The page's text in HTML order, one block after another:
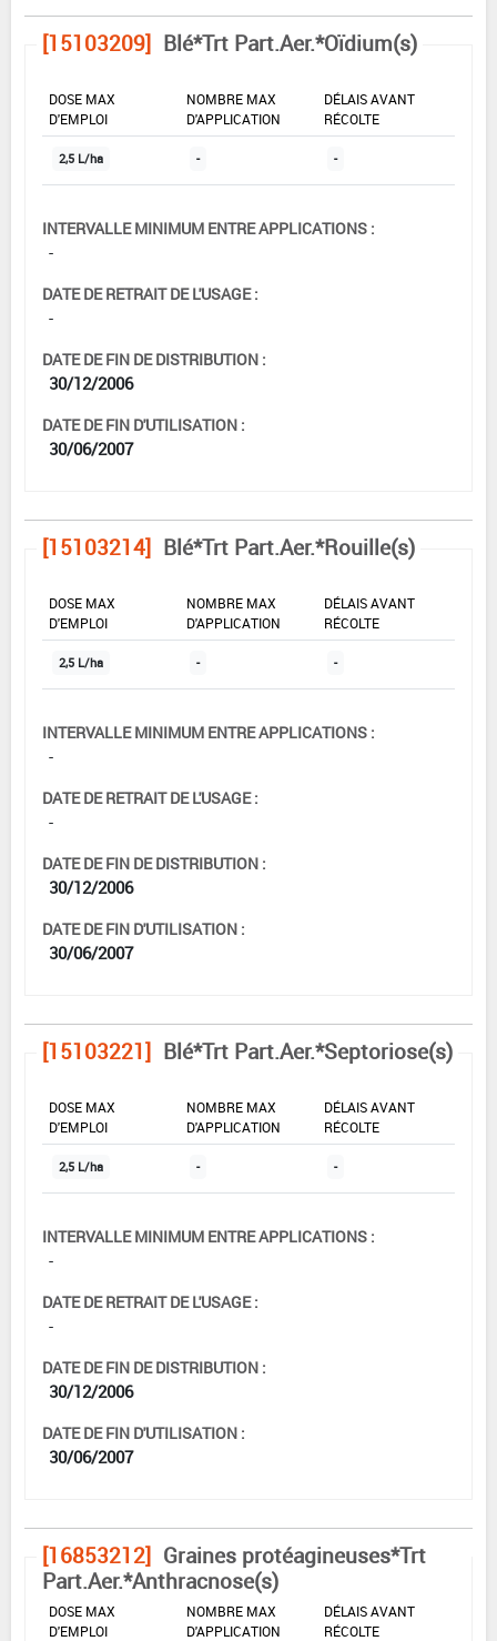
[15103209] Blé*Trt Part.Aer.*Oïdium(s)
DOSE MAX
D'EMPLOI
NOMBRE MAX
D'APPLICATION
DÉLAIS AVANT
RÉCOLTE
2,5 L/ha - -
INTERVALLE MINIMUM ENTRE APPLICATIONS :
-
DATE DE RETRAIT DE L'USAGE :
-
DATE DE FIN DE DISTRIBUTION :
30/12/2006
DATE DE FIN D'UTILISATION :
30/06/2007
[15103214] Blé*Trt Part.Aer.*Rouille(s)
DOSE MAX
D'EMPLOI
NOMBRE MAX
D'APPLICATION
DÉLAIS AVANT
RÉCOLTE
2,5 L/ha - -
INTERVALLE MINIMUM ENTRE APPLICATIONS :
-
DATE DE RETRAIT DE L'USAGE :
-
DATE DE FIN DE DISTRIBUTION :
30/12/2006
DATE DE FIN D'UTILISATION :
30/06/2007
[15103221] Blé*Trt Part.Aer.*Septoriose(s)
DOSE MAX
D'EMPLOI
NOMBRE MAX
D'APPLICATION
DÉLAIS AVANT
RÉCOLTE
2,5 L/ha - -
INTERVALLE MINIMUM ENTRE APPLICATIONS :
-
DATE DE RETRAIT DE L'USAGE :
-
DATE DE FIN DE DISTRIBUTION :
30/12/2006
DATE DE FIN D'UTILISATION :
30/06/2007
[16853212] Graines protéagineuses*Trt
Part.Aer.*Anthracnose(s)
DOSE MAX
D'EMPLOI
NOMBRE MAX
D'APPLICATION
DÉLAIS AVANT
RÉCOLTE